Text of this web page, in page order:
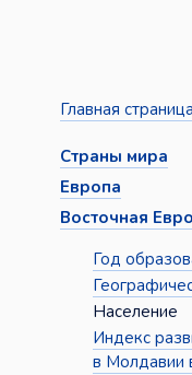
Главная страница
Страны мира
Европа
Восточная
Год
Население
Индекс
в Молдавии